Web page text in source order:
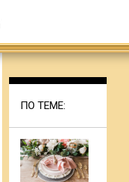
ПО ТЕМЕ: